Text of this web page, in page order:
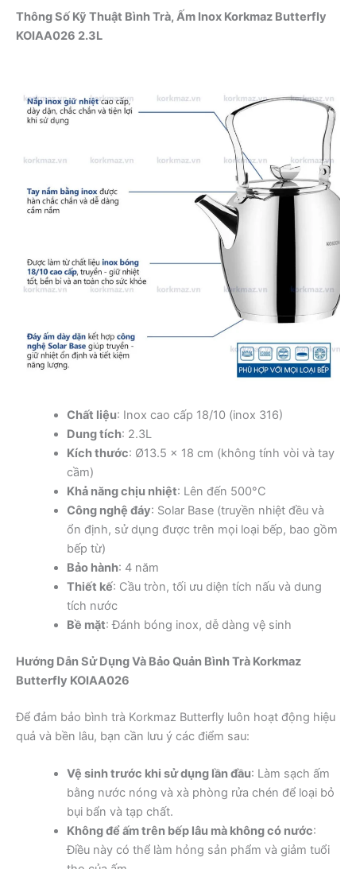
Thông Số Kỹ Thuật Bình Trà, Ấm Inox Korkmaz Butterfly
KOIAA026 2.3L
Chất liệu: Inox cao cấp 18/10 (inox 316)
Dung tích: 2.3L
Kích thước: Ø13.5 x 18 cm (không tính vòi và tay
cầm)
Khả năng chịu nhiệt: Lên đến 500°C
Công nghệ đáy: Solar Base (truyền nhiệt đều và
ổn định, sử dụng được trên mọi loại bếp, bao gồm
bếp từ)
Bảo hành: 4 năm
Thiết kế: Cầu tròn, tối ưu diện tích nấu và dung
tích nước
Bề mặt: Đánh bóng inox, dễ dàng vệ sinh
Hướng Dẫn Sử Dụng Và Bảo Quản Bình Trà Korkmaz
Butterfly KOIAA026
Để đảm bảo bình trà Korkmaz Butterfly luôn hoạt động hiệu
quả và bền lâu, bạn cần lưu ý các điểm sau:
Vệ sinh trước khi sử dụng lần đầu: Làm sạch ấm
bằng nước nóng và xà phòng rửa chén để loại bỏ
bụi bẩn và tạp chất.
Không để ấm trên bếp lâu mà không có nước:
Điều này có thể làm hỏng sản phẩm và giảm tuổi